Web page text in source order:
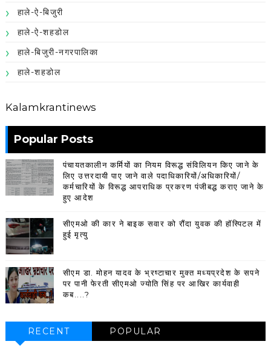
हाले-ऐ-बिजुरी
हाले-ऐ-शहडोल
हाले-बिजुरी-नगरपालिका
हाले-शहडोल
Kalamkrantinews
Popular Posts
पंचायतकालीन कर्मियों का नियम विरूद्ध संविलियन किए जाने के
लिए उत्तरदायी पाए जाने वाले पदाधिकारियों/अधिकारियों/
कर्मचारियों के विरूद्ध आपराधिक प्रकरण पंजीबद्ध कराए जाने के
हुए आदेश
सीएमओ की कार ने बाइक सवार को रौंदा युवक की हॉस्पिटल में
हुई मृत्यु
सीएम डा. मोहन यादव के भ्रष्टाचार मुक्त मध्यप्रदेश के सपने
पर पानी फेरती सीएमओ ज्योति सिंह पर आखिर कार्यवाही
कब....?
RECENT POPULAR